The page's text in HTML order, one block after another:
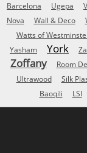
Barcelona
Ugepa
Nova
Wall & Deco
Watts of
Yasham
York
Zoffany Room
Ultrawood
Silk
Baoqili
LSI